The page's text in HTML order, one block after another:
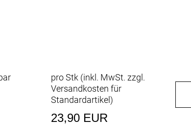
pro Stk (inkl. MwSt. zzgl.
Versandkosten für
Standardartikel)
23,90 EUR